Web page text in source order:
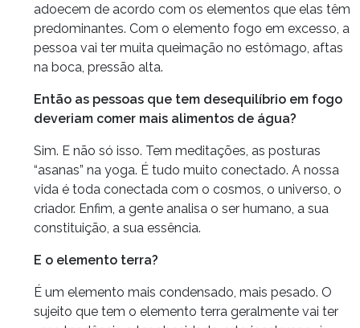
adoecem de acordo com os elementos que elas têm
predominantes. Com o elemento fogo em excesso, a
pessoa vai ter muita queimação no estômago, aftas
na boca, pressão alta.
Então as pessoas que tem desequilíbrio em fogo
deveriam comer mais alimentos de água?
Sim. E não só isso. Tem meditações, as posturas
“asanas” na yoga. É tudo muito conectado. A nossa
vida é toda conectada com o cosmos, o universo, o
criador. Enfim, a gente analisa o ser humano, a sua
constituição, a sua essência.
E o elemento terra?
É um elemento mais condensado, mais pesado. O
sujeito que tem o elemento terra geralmente vai ter